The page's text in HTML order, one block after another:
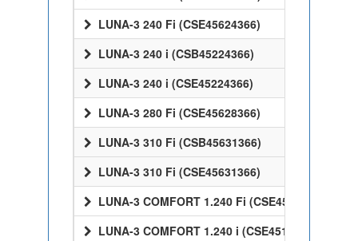
LUNA-3 240 Fi (CSE45624366)
LUNA-3 240 i (CSB45224366)
LUNA-3 240 i (CSE45224366)
LUNA-3 280 Fi (CSE45628366)
LUNA-3 310 Fi (CSB45631366)
LUNA-3 310 Fi (CSE45631366)
LUNA-3 COMFORT 1.240 Fi (CSE45524358)
LUNA-3 COMFORT 1.240 i (CSE45124358)